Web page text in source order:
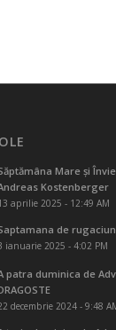
Mare și
Kostenberger
aprilie 2025 - 12:49 AM
de
ianuarie 2025 - 4:02 PM
patra duminica de
decembrie 2024 - 9:48